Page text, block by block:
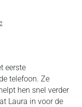
eerste
telefoon. Ze
hen snel verder
Laura in voor de